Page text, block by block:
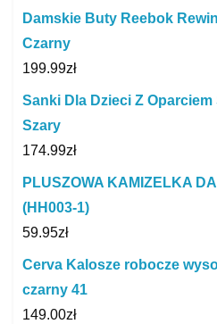
Damskie Buty Reebok
Czarny
199.99zł
Sanki Dla Dzieci Z
Szary
174.99zł
PLUSZOWA KAMIZELKA
(HH003-1)
59.95zł
Cerva Kalosze robocze
czarny 41
149.00zł